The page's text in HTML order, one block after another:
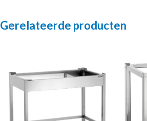
Gerelateerde producten